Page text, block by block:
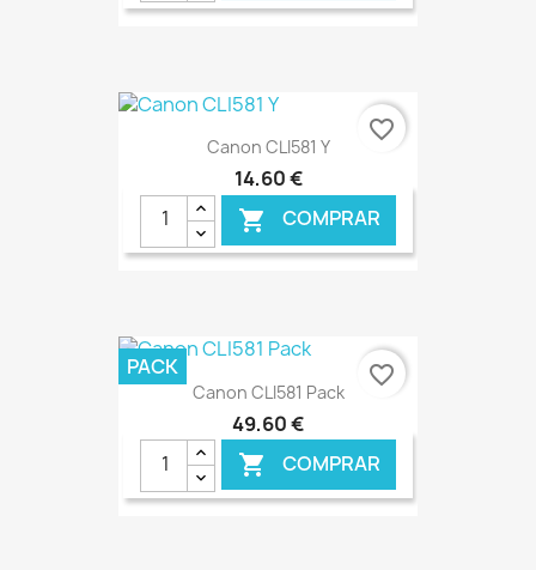
€ ONLINE
Canon CLI581 Y
14,60 €
 COMPRAR
€ ONLINE
favorite_border
Canon CLI581 Pack
49,60 €
 COMPRAR
PACK favorite_border